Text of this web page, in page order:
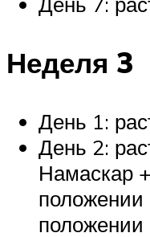
Неделя 3
День 1:
День 2:
Намаскар
положении
положении